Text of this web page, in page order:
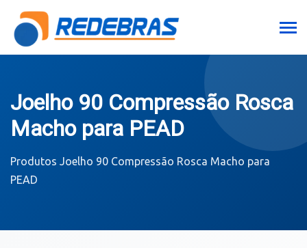
Joelho 90 Compressão Rosca
Macho para PEAD
Produtos Joelho 90 Compressão Rosca Macho para
PEAD